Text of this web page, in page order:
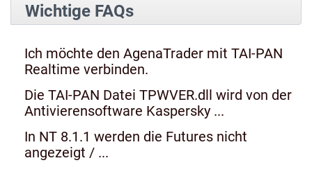
Wichtige FAQs
Ich möchte den AgenaTrader mit TAI-PAN
Realtime verbinden.
Die TAI-PAN Datei TPWVER.dll wird von der
Antivierensoftware Kaspersky ...
In NT 8.1.1 werden die Futures nicht
angezeigt / ...